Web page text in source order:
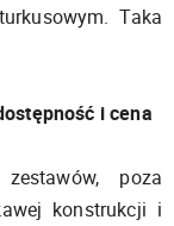
Taka
i cena
poza
konstrukcji i